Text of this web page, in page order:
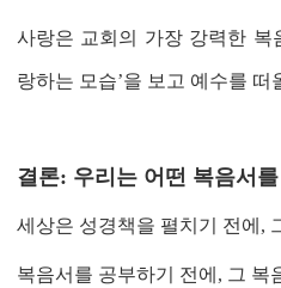
사랑은 교회의 가장 강력한 복
랑하는 모습’을 보고 예수를 떠
결론: 우리는 어떤 복음서
세상은 성경책을 펼치기 전에 ,
복음서를 공부하기 전에 , 그 복